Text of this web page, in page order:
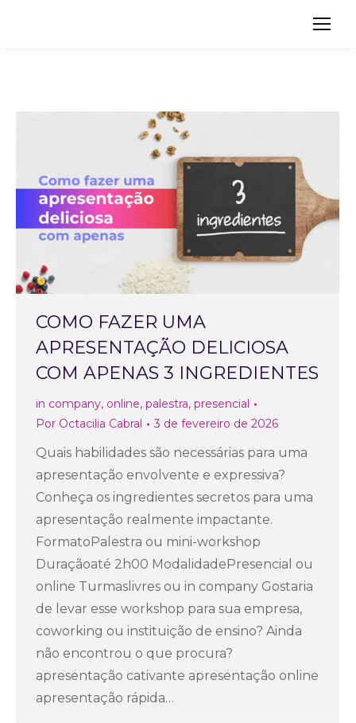
Search:
COMO FAZER UMA
APRESENTAÇÃO DELICIOSA
COM APENAS 3 INGREDIENTES
in company, online, palestra, presencial
Por Octacilia Cabral 3 de fevereiro de 2026
Quais habilidades são necessárias para uma
apresentação envolvente e expressiva?
Conheça os ingredientes secretos para uma
apresentação realmente impactante.
FormatoPalestra ou mini-workshop
Duraçãoaté 2h00 ModalidadePresencial ou
online Turmaslivres ou in company Gostaria
de levar esse workshop para sua empresa,
coworking ou instituição de ensino? Ainda
não encontrou o que procura?
apresentação cativante apresentação online
apresentação rápida…